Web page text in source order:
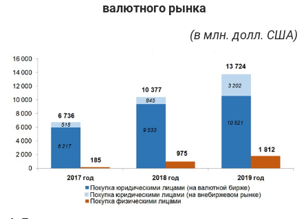
валютного рынка
(в млн. долл. США)